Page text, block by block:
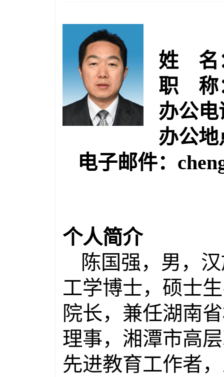
姓 名
职 称
办公电
办公地
电子邮件：
个人简介
陈国强，男，
工学博士，硕士
院长，兼任湖南
理事，湘潭市高
先进教育工作者